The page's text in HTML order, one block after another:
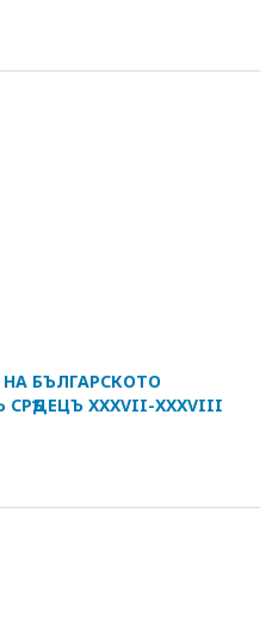
БЪЛГАРСКОТО
XXXVII-XXXVIII